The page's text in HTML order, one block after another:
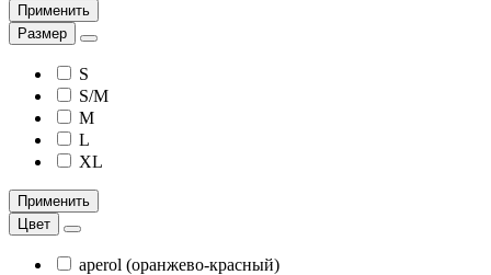
Применить
Размер
S
S/M
M
L
XL
Применить
Цвет
aperol (оранжево-красный)